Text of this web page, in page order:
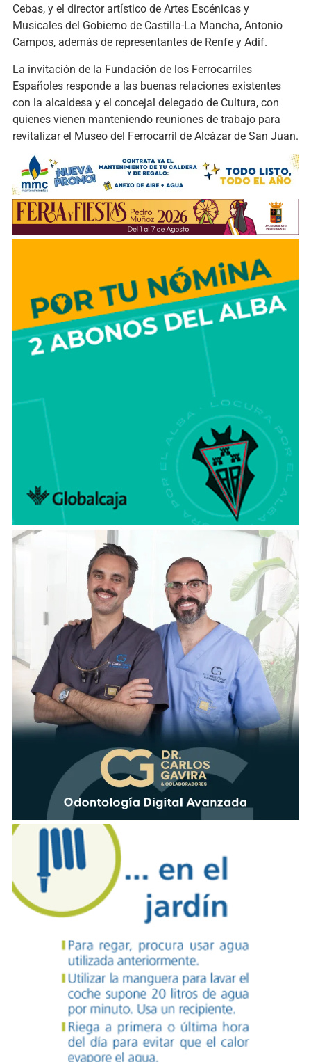
Cebas, y el director artístico de Artes Escénicas y
Musicales del Gobierno de Castilla-La Mancha, Antonio
Campos, además de representantes de Renfe y Adif.
La invitación de la Fundación de los Ferrocarriles
Españoles responde a las buenas relaciones existentes
con la alcaldesa y el concejal delegado de Cultura, con
quienes vienen manteniendo reuniones de trabajo para
revitalizar el Museo del Ferrocarril de Alcázar de San Juan.